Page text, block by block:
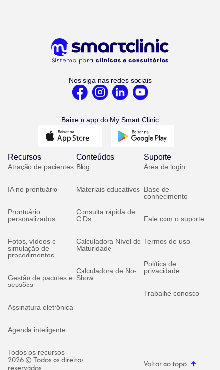
Nos siga nas redes sociais
Baixe o app do My Smart Clinic
Recursos
Atração de pacientes
IA no prontuário
Prontuário
personalizados
Fotos, vídeos e
simulação de
procedimentos
Gestão de pacotes e
sessões
Assinatura eletrônica
Agenda inteligente
Todos os recursos
Conteúdos
Blog
Materiais educativos
Consulta rápida de
CIDs
Calculadora Nível de
Maturidade
Calculadora de No-
Show
Suporte
Área de login
Base de
conhecimento
Fale com o suporte
Termos de uso
Política de
privacidade
Trabalhe conosco
2026 © Todos os direitos
reservados Voltar ao topo